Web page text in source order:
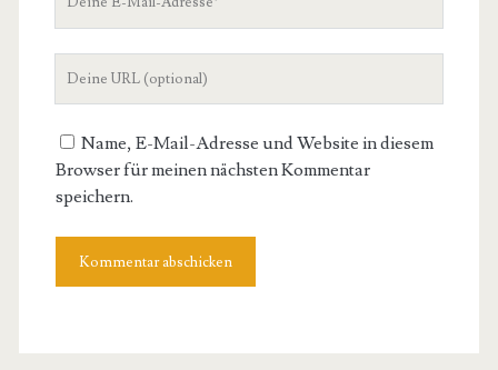
Adresse
Name, E-Mail-Adresse und Website in diesem
Browser für meinen nächsten Kommentar
speichern.